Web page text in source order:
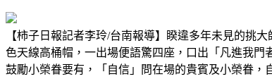
【柿子日報記者李玲/台南報導】睽違多年未見的挑
色天線高桶帽，一出場便語驚四座，口出「凡進我門
鼓勵小榮眷要有，「自信」問在場的貴賓及小榮眷